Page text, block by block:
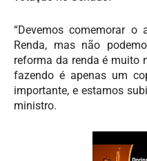
“Devemos comemorar
Renda, mas não
reforma da renda é muito
fazendo é apenas um
importante, e estamos
ministro.